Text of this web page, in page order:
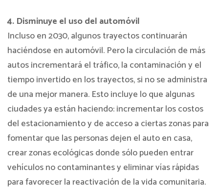
4. Disminuye el uso del automóvil
Incluso en 2030, algunos trayectos continuarán
haciéndose en automóvil. Pero la circulación de más
autos incrementará el tráfico, la contaminación y el
tiempo invertido en los trayectos, si no se administra
de una mejor manera. Esto incluye lo que algunas
ciudades ya están haciendo: incrementar los costos
del estacionamiento y de acceso a ciertas zonas para
fomentar que las personas dejen el auto en casa,
crear zonas ecológicas donde sólo pueden entrar
vehículos no contaminantes y eliminar vías rápidas
para favorecer la reactivación de la vida comunitaria.